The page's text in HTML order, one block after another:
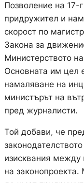
Позволение на
придружител и
скорост по
Закона за
Министерството
Основната им цел
намаляване на
министърът на
пред журналисти.
Той добави, че
изисквания между
на